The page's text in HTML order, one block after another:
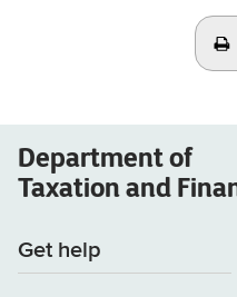
Department of
Taxation and
Get help